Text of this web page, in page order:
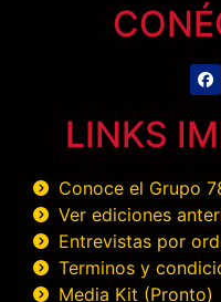
LINKS
Conoce el Grupo
Ver ediciones
Entrevistas por
Terminos y
Media Kit (Pronto)